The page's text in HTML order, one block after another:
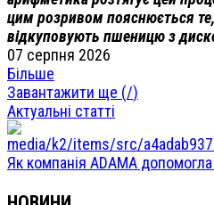
цим розривом пояснюється
відкуповують пшеницю з
07 серпня 2026
Більше
Завантажити ще (/)
Актуальні статті
Як компанія ADAMA